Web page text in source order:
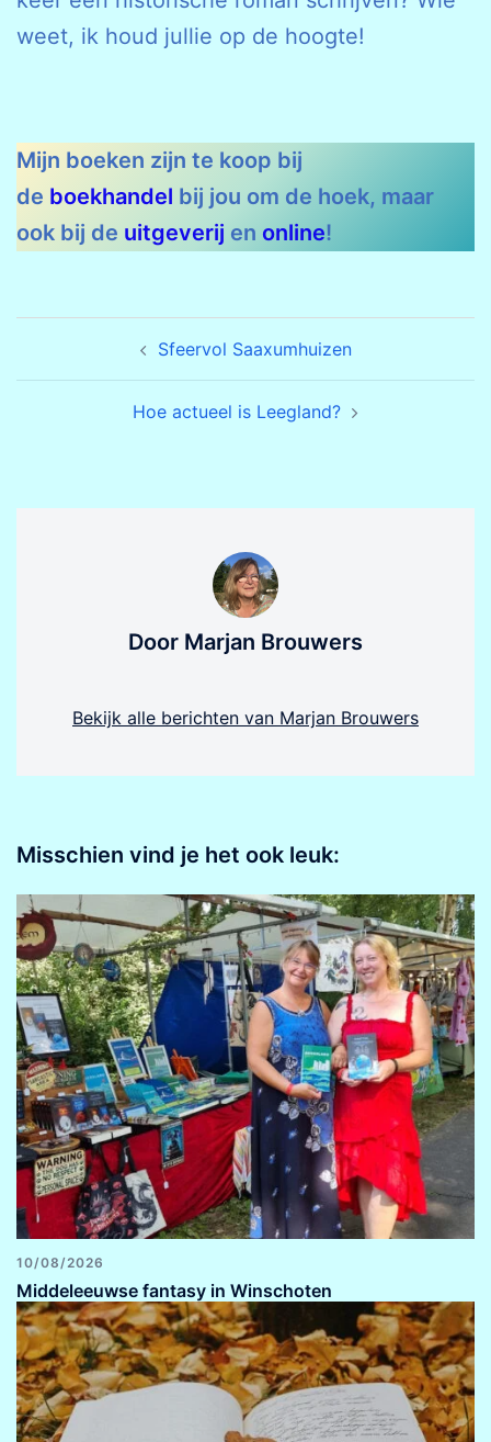
weet, ik houd jullie op de hoogte!
Mijn boeken zijn te koop bij
de boekhandel bij jou om de hoek, maar
ook bij de uitgeverij en online!
Sfeervol Saaxumhuizen
Hoe actueel is Leegland?
Door Marjan Brouwers
Bekijk alle berichten van Marjan Brouwers
Misschien vind je het ook leuk:
10/08/2026
Middeleeuwse fantasy in Winschoten